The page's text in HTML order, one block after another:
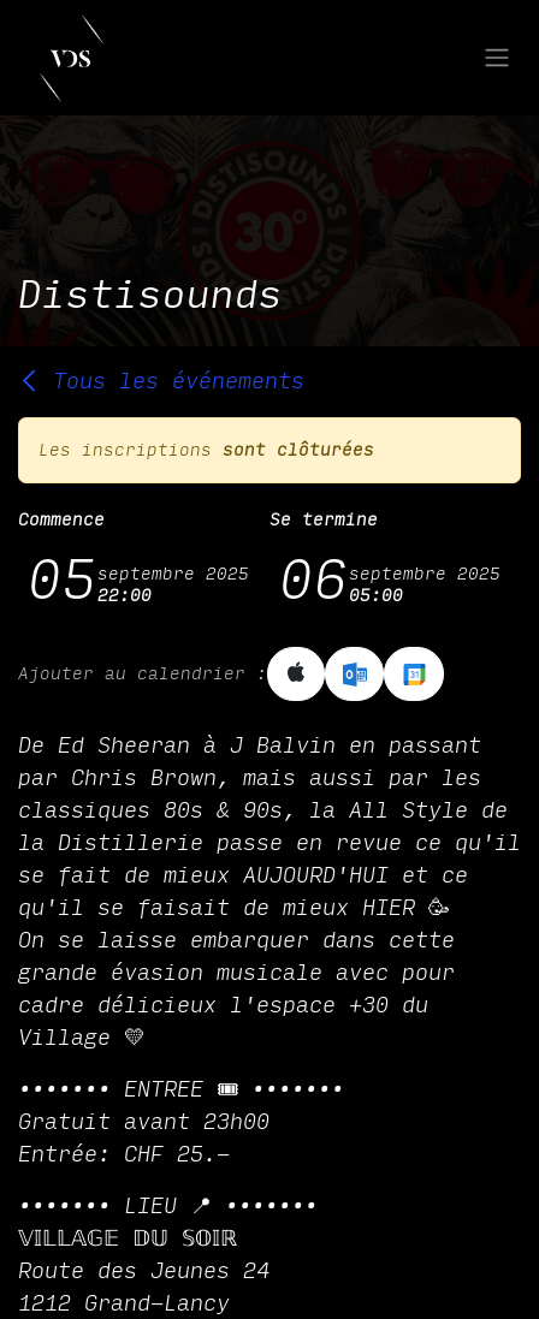
Se rendre au contenu
Distisounds
Tous les événements
Les inscriptions sont clôturées
Commence
05septembre 2025
22:00
Se termine
06septembre 2025
05:00
Ajouter au calendrier :
De Ed Sheeran à J Balvin en passant
par Chris Brown, mais aussi par les
classiques 80s & 90s, la All Style de
la Distillerie passe en revue ce qu'il
se fait de mieux AUJOURD'HUI et ce
qu'il se faisait de mieux HIER 🥳
On se laisse embarquer dans cette
grande évasion musicale avec pour
cadre délicieux l'espace +30 du
Village 💛
••••••• ENTREE 🎟️ •••••••
Gratuit avant 23h00
Entrée: CHF 25.-
••••••• LIEU 📍 •••••••
𝕍𝕀𝕃𝕃𝔸𝔾𝔼 𝔻𝕌 𝕊𝕆𝕀ℝ
Route des Jeunes 24
1212 Grand-Lancy